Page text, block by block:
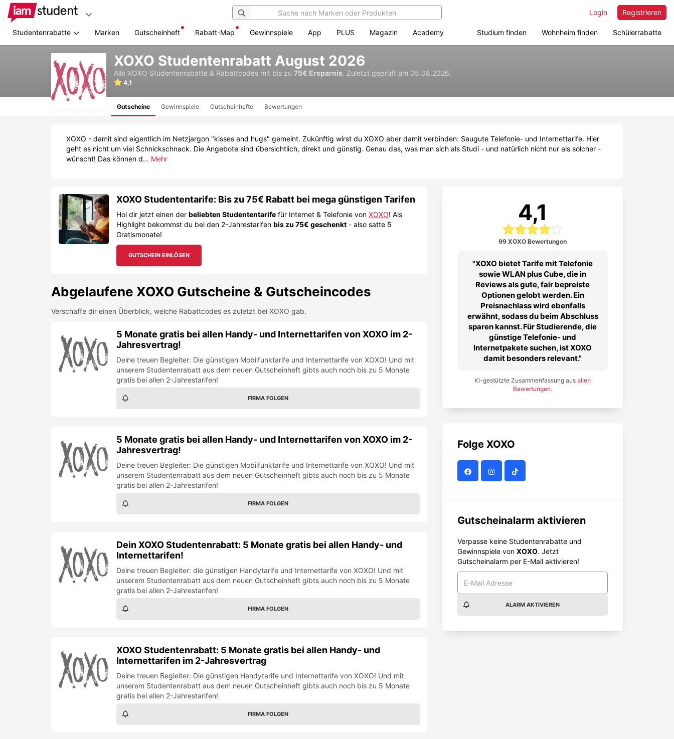
Registrieren
Login
Studentenrabatte Marken Gutscheinheft Rabatt-Map Gewinnspiele App PLUS Magazin Academy Studium finden Wohnheim finden Schülerrabatte
XOXO Studentenrabatt August 2026
Alle XOXO Studentenrabatte & Rabattcodes mit bis zu 75€ Ersparnis. Zuletzt geprüft am 05.08.2026.
4,1
Gutscheine Gewinnspiele Gutscheinhefte Bewertungen
XOXO - damit sind eigentlich im Netzjargon "kisses and hugs" gemeint. Zukünftig wirst du XOXO aber damit verbinden: Saugute Telefonie- und Internettarife. Hier
geht es nicht um viel Schnickschnack. Die Angebote sind übersichtlich, direkt und günstig. Genau das, was man sich als Studi - und natürlich nicht nur als solcher -
wünscht! Das können d... Mehr
XOXO Studententarife: Bis zu 75€ Rabatt bei mega günstigen Tarifen
Hol dir jetzt einen der beliebten Studententarife für Internet & Telefonie von XOXO! Als
Highlight bekommst du bei den 2-Jahrestarifen bis zu 75€ geschenkt - also satte 5
Gratismonate!
GUTSCHEIN EINLÖSEN
Abgelaufene XOXO Gutscheine & Gutscheincodes
Verschaffe dir einen Überblick, welche Rabattcodes es zuletzt bei XOXO gab.
5 Monate gratis bei allen Handy- und Internettarifen von XOXO im 2-
Jahresvertrag!
Deine treuen Begleiter: Die günstigen Mobilfunktarife und Internettarife von XOXO! Und mit
unserem Studentenrabatt aus dem neuen Gutscheinheft gibts auch noch bis zu 5 Monate
gratis bei allen 2-Jahrestarifen!
FIRMA FOLGEN
5 Monate gratis bei allen Handy- und Internettarifen von XOXO im 2-
Jahresvertrag!
Deine treuen Begleiter: Die günstigen Mobilfunktarife und Internettarife von XOXO! Und mit
unserem Studentenrabatt aus dem neuen Gutscheinheft gibts auch noch bis zu 5 Monate
gratis bei allen 2-Jahrestarifen!
FIRMA FOLGEN
Dein XOXO Studentenrabatt: 5 Monate gratis bei allen Handy- und
Internettarifen!
Deine treuen Begleiter: die günstigen Handytarife und Internettarife von XOXO! Und mit
unserem Studentenrabatt aus dem neuen Gutscheinheft gibts auch noch bis zu 5 Monate
gratis bei allen 2-Jahrestarifen!
FIRMA FOLGEN
XOXO Studentenrabatt: 5 Monate gratis bei allen Handy- und
Internettarifen im 2-Jahresvertrag
Deine treuen Begleiter: Die günstigen Handytarife und Internettarife von XOXO! Und mit
unserem Studentenrabatt aus dem neuen Gutscheinheft gibts auch noch bis zu 5 Monate
gratis bei allen 2-Jahrestarifen!
FIRMA FOLGEN
4,1
99 XOXO Bewertungen
XOXO bietet Tarife mit Telefonie
sowie WLAN plus Cube, die in
Reviews als gute, fair bepreiste
Optionen gelobt werden. Ein
Preisnachlass wird ebenfalls
erwähnt, sodass du beim Abschluss
sparen kannst. Für Studierende, die
günstige Telefonie- und
Internetpakete suchen, ist XOXO
damit besonders relevant.
KI-gestützte Zusammenfassung aus allen
Bewertungen.
Folge XOXO
Gutscheinalarm aktivieren
Verpasse keine Studentenrabatte und
Gewinnspiele von XOXO. Jetzt
Gutscheinalarm per E-Mail aktivieren!
ALARM AKTIVIEREN